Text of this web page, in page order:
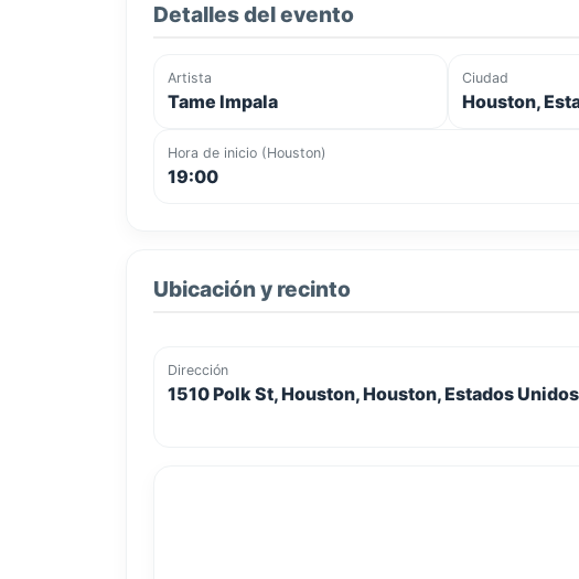
Detalles del evento
Artista
Tame Impala
Ciudad
Houston,
Hora de inicio (Houston)
19:00
Ubicación y recinto
Dirección
1510 Polk St, Houston, Houston, Estados Unidos